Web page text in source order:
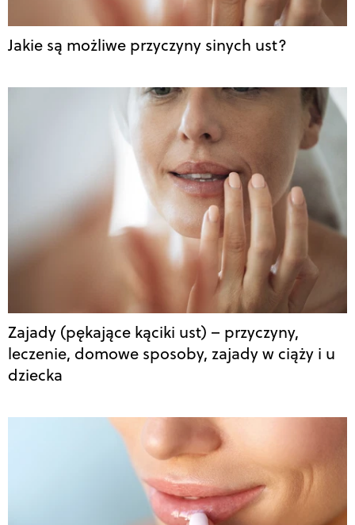
Jakie są możliwe przyczyny sinych ust?
Zajady (pękające kąciki ust) – przyczyny,
leczenie, domowe sposoby, zajady w ciąży i u
dziecka